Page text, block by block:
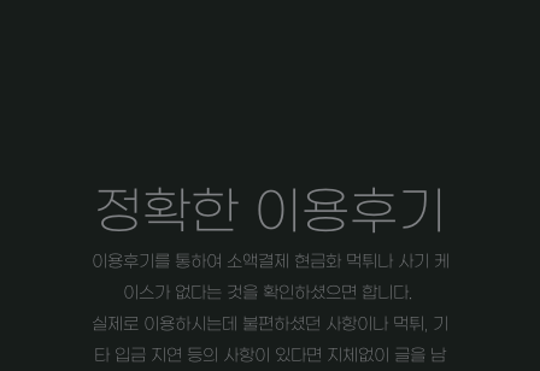
정확한 이용후기
이용후기를 통하여 소액결제 현금화 먹튀나 사기 케
이스가 없다는 것을 확인하셨으면 합니다.
실제로 이용하시는데 불편하셨던 사항이나 먹튀, 기
타 입금 지연 등의 사항이 있다면 지체없이 글을 남